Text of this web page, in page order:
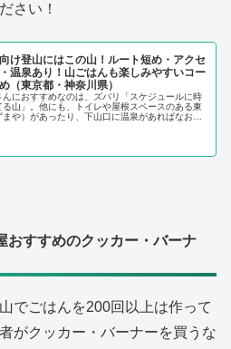
さい！
け登山にはこの山！ルート短め・アクセ
温泉あり！山ごはんも楽しみやすいコー
（東京都・神奈川県）
んにおすすめなのは、ズバリ「スケジュールに時
る山」。他にも、トイレや屋根スペースのある東
まや）があったり、下山口に温泉があればなお嬉
おすすめのクッカー・バーナ
でごはんを200回以上は作って
がクッカー・バーナーを買うな